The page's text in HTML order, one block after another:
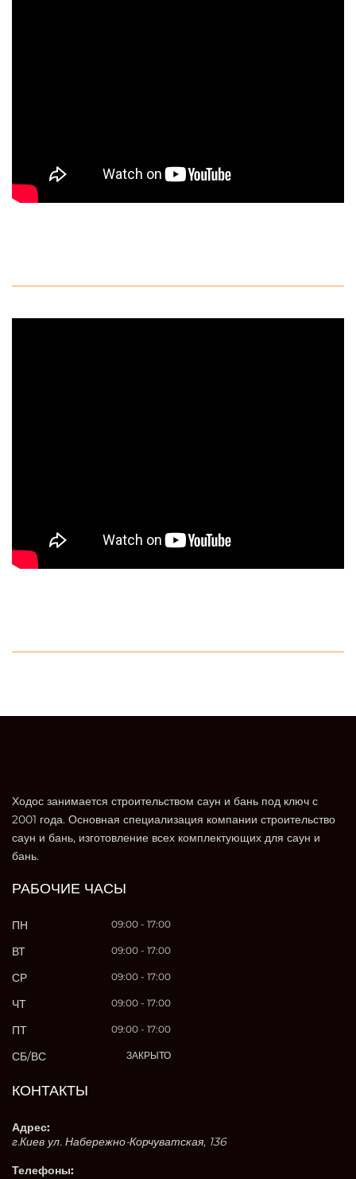
Ходос занимается строительством саун и бань под ключ с
2001 года. Основная специализация компании строительство
саун и бань, изготовление всех комплектующих для саун и
бань.
РАБОЧИЕ ЧАСЫ
ПН 09:00 - 17:00
ВТ 09:00 - 17:00
СР 09:00 - 17:00
ЧТ 09:00 - 17:00
ПТ 09:00 - 17:00
СБ/ВС ЗАКРЫТО
КОНТАКТЫ
Адрес:
г.Киев ул. Набережно-Корчуватская, 136
Телефоны: